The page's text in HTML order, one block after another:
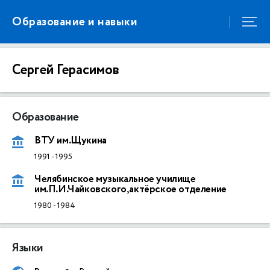
Образование и навыки
Сергей Герасимов
Образование
ВТУ им.Щукина
1991 -1995
Челябинское музыкальное училище
им.П.И.Чайковского,актёрское отделение
1980 -1984
Языки